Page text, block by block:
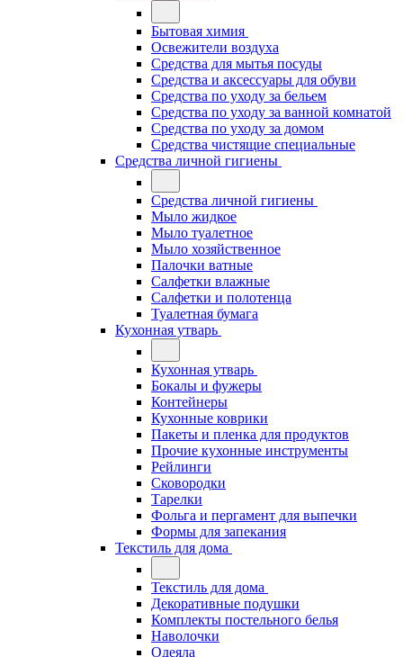
Бытовая химия
Освежители воздуха
Средства для мытья посуды
Средства и аксессуары для обуви
Средства по уходу за бельем
Средства по уходу за ванной комнатой
Средства по уходу за домом
Средства чистящие специальные
Средства личной гигиены
Средства личной гигиены
Мыло жидкое
Мыло туалетное
Мыло хозяйственное
Палочки ватные
Салфетки влажные
Салфетки и полотенца
Туалетная бумага
Кухонная утварь
Кухонная утварь
Бокалы и фужеры
Контейнеры
Кухонные коврики
Пакеты и пленка для продуктов
Прочие кухонные инструменты
Рейлинги
Сковородки
Тарелки
Фольга и пергамент для выпечки
Формы для запекания
Текстиль для дома
Текстиль для дома
Декоративные подушки
Комплекты постельного белья
Наволочки
Одеяла